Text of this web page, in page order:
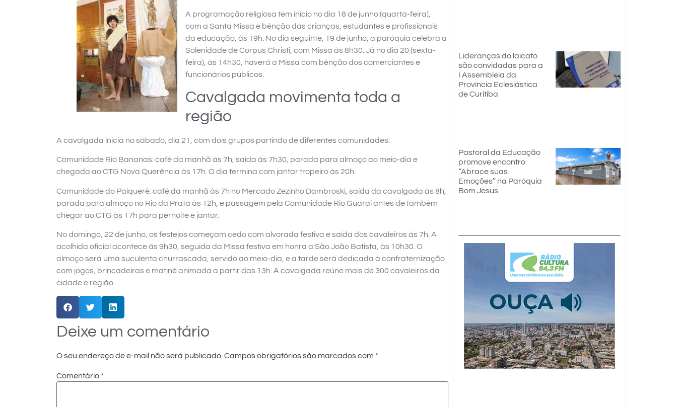
A programação religiosa tem início no dia 18 de junho (quarta-feira),
com a Santa Missa e bênção das crianças, estudantes e profissionais
da educação, às 19h. No dia seguinte, 19 de junho, a paróquia celebra a
Solenidade de Corpus Christi, com Missa às 8h30. Já no dia 20 (sexta-
feira), às 14h30, haverá a Missa com bênção dos comerciantes e
funcionários públicos.
Cavalgada movimenta toda a
região
A cavalgada inicia no sábado, dia 21, com dois grupos partindo de diferentes comunidades:
Comunidade Rio Bananas: café da manhã às 7h, saída às 7h30, parada para almoço ao meio-dia e
chegada ao CTG Nova Querência às 17h. O dia termina com jantar tropeiro às 20h.
Comunidade do Paiquerê: café da manhã às 7h no Mercado Zezinho Dambroski, saída da cavalgada às 8h,
parada para almoço no Rio da Prata às 12h, e passagem pela Comunidade Rio Guaraí antes de também
chegar ao CTG às 17h para pernoite e jantar.
No domingo, 22 de junho, os festejos começam cedo com alvorada festiva e saída dos cavaleiros às 7h. A
acolhida oficial acontece às 9h30, seguida da Missa festiva em honra a São João Batista, às 10h30. O
almoço será uma suculenta churrascada, servido ao meio-dia, e a tarde será dedicada à confraternização
com jogos, brincadeiras e matinê animada a partir das 13h. A cavalgada reúne mais de 300 cavaleiros da
cidade e região.
Deixe um comentário
O seu endereço de e-mail não será publicado.Campos obrigatórios são marcados com *
Comentário *
Lideranças do laicato
são convidadas para a
I Assembleia da
Província Eclesiástica
de Curitiba
Pastoral da Educação
promove encontro
“Abrace suas
Emoções” na Paróquia
Bom Jesus